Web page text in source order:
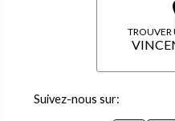
TROUVER
Suivez-nous sur: